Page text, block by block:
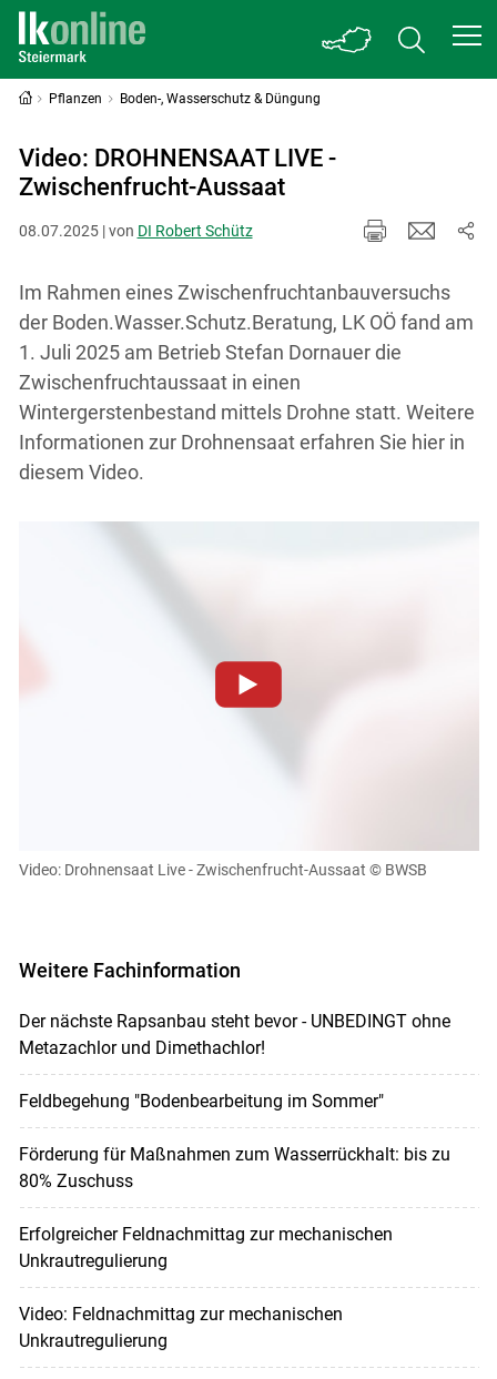
Pflanzen Boden-, Wasserschutz & Düngung
Video: DROHNENSAAT LIVE -
Zwischenfrucht-Aussaat
08.07.2025 | von DI Robert Schütz
Im Rahmen eines Zwischenfruchtanbauversuchs
der Boden.Wasser.Schutz.Beratung, LK OÖ fand am
1. Juli 2025 am Betrieb Stefan Dornauer die
Zwischenfruchtaussaat in einen
Wintergerstenbestand mittels Drohne statt. Weitere
Informationen zur Drohnensaat erfahren Sie hier in
diesem Video.
einsehen und korrigieren
Video: Drohnensaat Live - Zwischenfrucht-Aussaat © BWSB
Weitere Fachinformation
Der nächste Rapsanbau steht bevor - UNBEDINGT ohne
Metazachlor und Dimethachlor!
Feldbegehung "Bodenbearbeitung im Sommer"
Förderung für Maßnahmen zum Wasserrückhalt: bis zu
80% Zuschuss
Erfolgreicher Feldnachmittag zur mechanischen
Unkrautregulierung
Video: Feldnachmittag zur mechanischen
Unkrautregulierung